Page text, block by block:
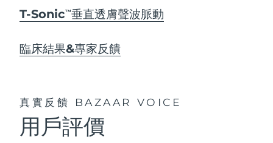
T-SonicTM 垂直透膚聲波脈動
臨床結果&專家反饋
真實反饋 BAZAAR VOICE
用戶評價